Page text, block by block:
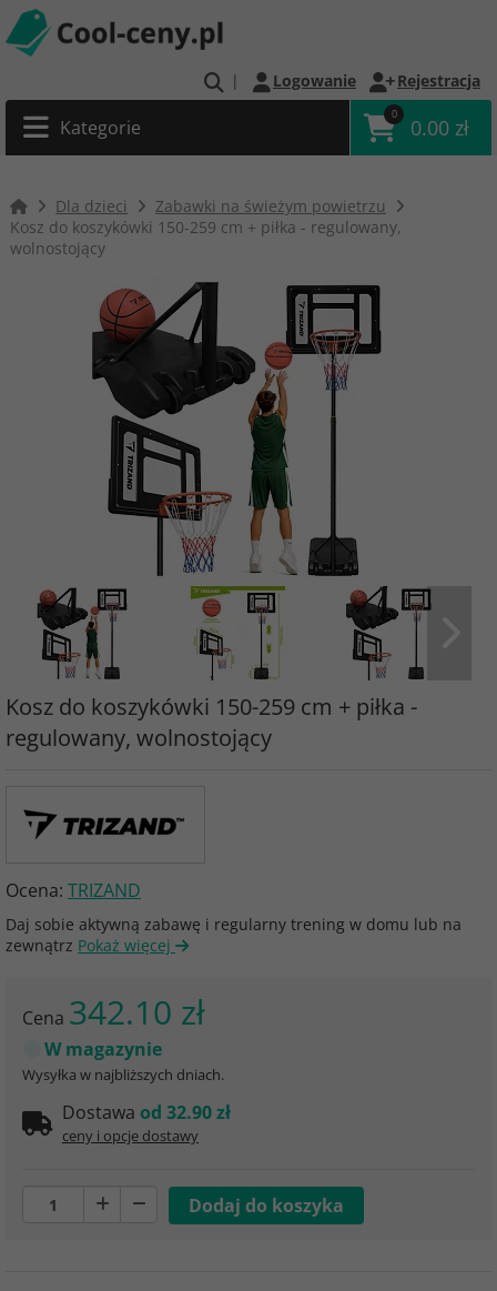
| Logowanie Rejestracja
Kategorie
0
0.00 zł
Dla dzieci
Zabawki na świeżym powietrzu
Kosz do koszykówki 150-259 cm + piłka - regulowany,
wolnostojący
Kosz do koszykówki 150-259 cm + piłka -
regulowany, wolnostojący
Ocena: TRIZAND
Daj sobie aktywną zabawę i regularny trening w domu lub na
zewnątrz Pokaż więcej
Cena 342.10 zł
W magazynie
Wysyłka w najbliższych dniach.
Dostawa od 32.90 zł
ceny i opcje dostawy